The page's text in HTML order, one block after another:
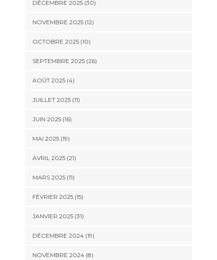
DÉCEMBRE 2025 (30)
NOVEMBRE 2025 (12)
OCTOBRE 2025 (10)
SEPTEMBRE 2025 (26)
AOÛT 2025 (4)
JUILLET 2025 (11)
JUIN 2025 (16)
MAI 2025 (19)
AVRIL 2025 (21)
MARS 2025 (11)
FÉVRIER 2025 (15)
JANVIER 2025 (31)
DÉCEMBRE 2024 (19)
NOVEMBRE 2024 (8)